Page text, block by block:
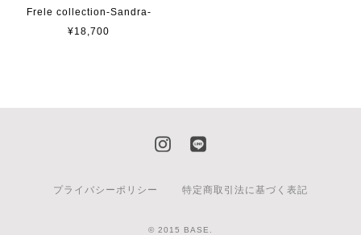
Frele collection-Sandra-
¥18,700
プライバシーポリシー 特定商取引法に基づく表記
© 2015 BASE.